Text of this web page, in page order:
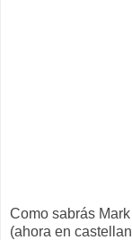
Como sabrás
(ahora en